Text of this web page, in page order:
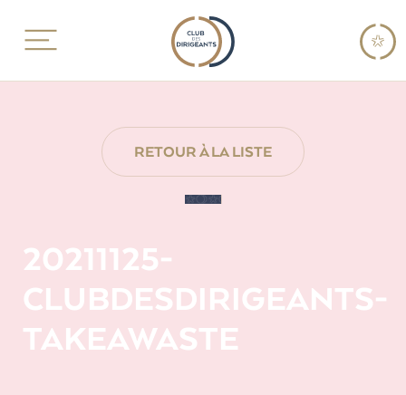
RETOUR À LA LISTE
20211125-
CLUBDESDIRIGEANTS-
TAKEAWASTE